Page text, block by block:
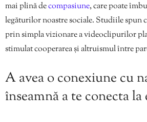
mai plină decompasiune, care poate
legăturilor noastre sociale. Studiile spun
prin simpla vizionare a videoclipurilor
stimulat cooperarea și altruismul între
A avea o conexiune cu
înseamnă a te conecta